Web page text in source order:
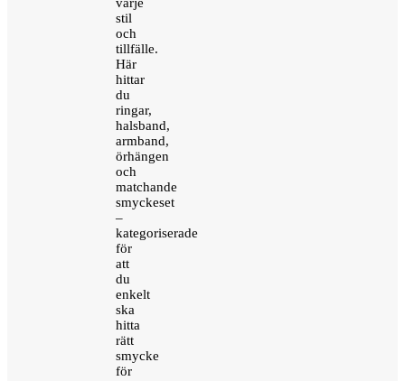
stil
och
tillfälle.
Här
hittar
du
ringar,
halsband,
armband,
örhängen
och
matchande
smyckeset
–
kategoriserade
för
att
du
enkelt
ska
hitta
rätt
smycke
för